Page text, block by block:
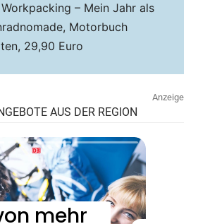
Workpacking – Mein Jahr als
Motorbuch
29,90 Euro